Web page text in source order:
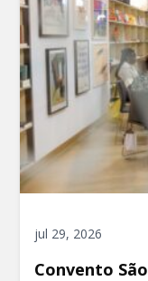
jul 29, 2026
Convento